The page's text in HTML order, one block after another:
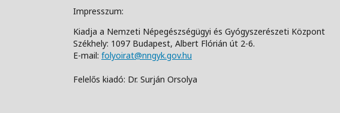
Impresszum:
Kiadja a Nemzeti Népegészségügyi és Gyógyszerészeti Központ
Székhely: 1097 Budapest, Albert Flórián út 2-6.
E-mail: folyoirat@nngyk.gov.hu
Felelős kiadó: Dr. Surján Orsolya